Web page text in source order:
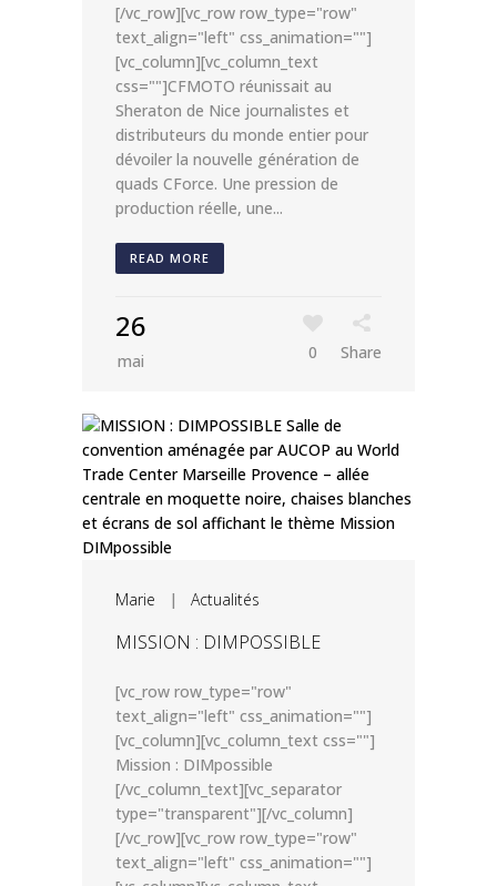
[/vc_row][vc_row row_type="row"
text_align="left" css_animation=""]
[vc_column][vc_column_text
css=""]CFMOTO réunissait au
Sheraton de Nice journalistes et
distributeurs du monde entier pour
dévoiler la nouvelle génération de
quads CForce. Une pression de
production réelle, une...
READ MORE
26
mai 0 Share
Marie | Actualités
MISSION : DIMPOSSIBLE
[vc_row row_type="row"
text_align="left" css_animation=""]
[vc_column][vc_column_text css=""]
Mission : DIMpossible
[/vc_column_text][vc_separator
type="transparent"][/vc_column]
[/vc_row][vc_row row_type="row"
text_align="left" css_animation=""]